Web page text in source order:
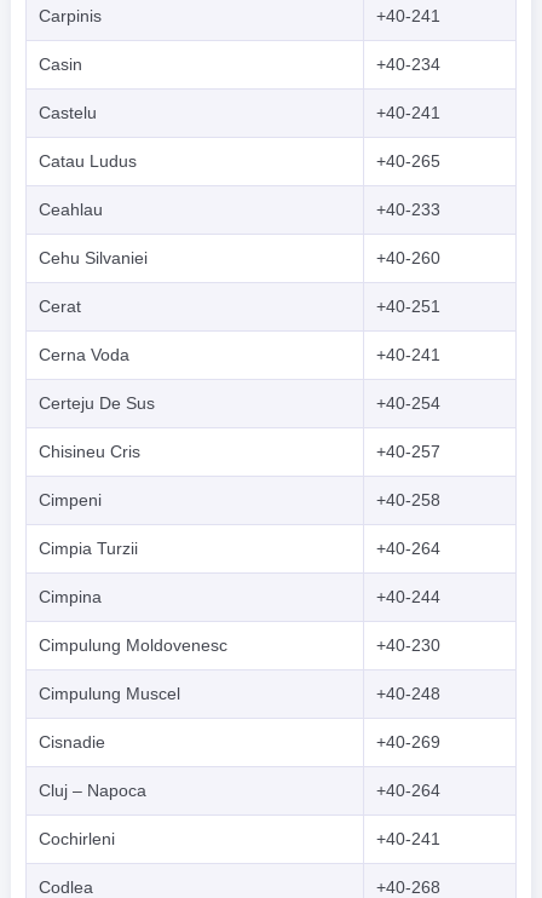
Carpinis +40-241
Casin +40-234
Castelu +40-241
Catau Ludus +40-265
Ceahlau +40-233
Cehu Silvaniei +40-260
Cerat +40-251
Cerna Voda +40-241
Certeju De Sus +40-254
Chisineu Cris +40-257
Cimpeni +40-258
Cimpia Turzii +40-264
Cimpina +40-244
Cimpulung Moldovenesc +40-230
Cimpulung Muscel +40-248
Cisnadie +40-269
Cluj – Napoca +40-264
Cochirleni +40-241
Codlea +40-268